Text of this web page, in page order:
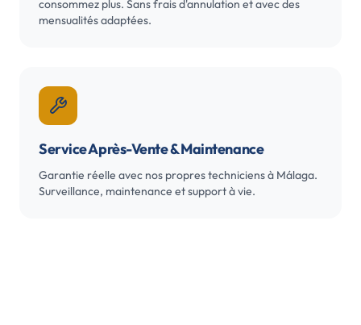
consommez plus. Sans frais d'annulation et avec des
mensualités adaptées.
Service Après-Vente & Maintenance
Garantie réelle avec nos propres techniciens à Málaga.
Surveillance, maintenance et support à vie.